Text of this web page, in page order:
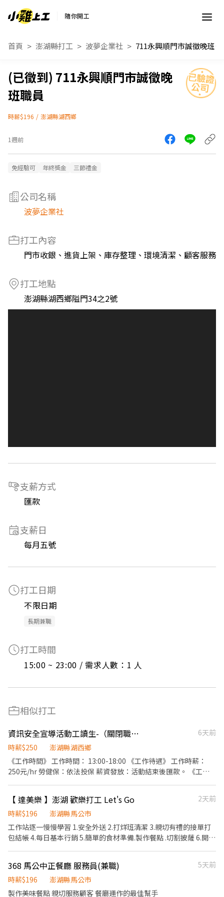
隨你開工
首頁 澎湖縣打工 波夢企業社 711永興順門市誠徵晚班職員
711永興順門市誠徵晚
班職員
時薪$196 / 澎湖縣湖西鄉
1週前
免經驗可 年終獎金 三節禮金
公司名稱
波夢企業社
打工內容
門市收銀、進貨上架、庫存整理、環境清潔、顧客服務
打工地點
澎湖縣湖西鄉隘門34之2號
支薪方式
匯款
支薪日
每月五號
打工日期
不限日期
長期兼職
打工時間
15:00 ~ 23:00 / 需求人數：1 人
相似打工
資訊安全宣導活動工讀生-（關閉職缺）
6天前
時薪$250
澎湖縣湖西鄉
《工作時間》 工作時間： 13:00-18:00 《工作待遇》 工作時薪：
250元/hr 勞健保：依法投保 薪資發放：活動結束後匯款。 《工作
【 達美樂 】澎湖 歡樂打工 Let's Go
2天前
時薪$196
澎湖縣馬公市
工作站逐一慢慢學習 1.安全外送 2.打烊班清潔 3.親切有禮的接單打
包結帳 4.每日基本行銷 5.簡單的食材準備.製作餐點 .切割披薩 6.開店
368 馬公中正餐廳 服務員(兼職)
5天前
時薪$196
澎湖縣馬公市
製作美味餐點 親切服務顧客 餐廳運作的最佳幫手